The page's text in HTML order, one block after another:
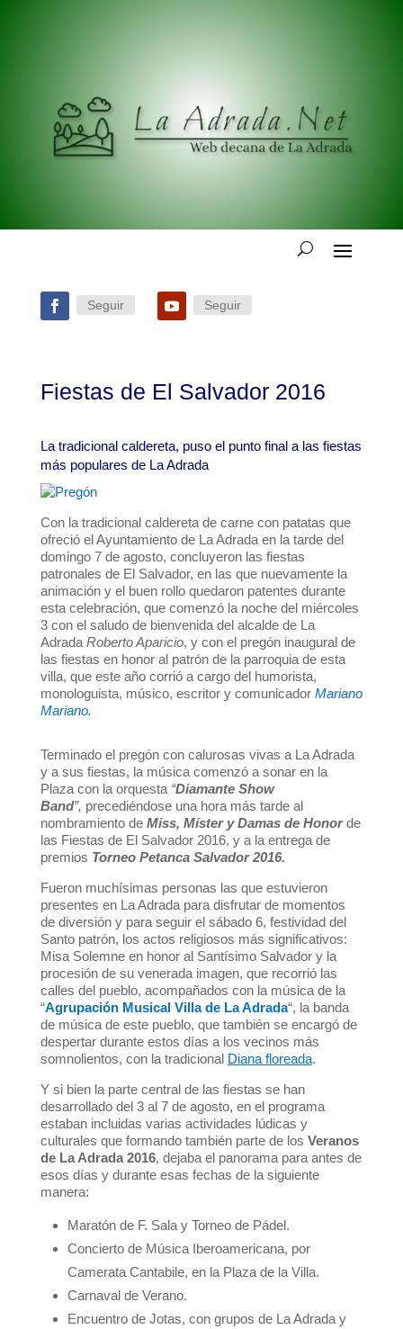
Seguir Seguir
Fiestas de El Salvador 2016
La tradicional caldereta, puso el punto final a las fiestas
más populares de La Adrada
Con la tradicional caldereta de carne con patatas que
ofreció el Ayuntamiento de La Adrada en la tarde del
domingo 7 de agosto, concluyeron las fiestas
patronales de El Salvador, en las que nuevamente la
animación y el buen rollo quedaron patentes durante
esta celebración, que comenzó la noche del miércoles
3 con el saludo de bienvenida del alcalde de La
Adrada Roberto Aparicio, y con el pregón inaugural de
las fiestas en honor al patrón de la parroquia de esta
villa, que este año corrió a cargo del humorista,
monologuista, músico, escritor y comunicador Mariano
Mariano.
Terminado el pregón con calurosas vivas a La Adrada
y a sus fiestas, la música comenzó a sonar en la
Plaza con la orquesta “Diamante Show
Band”, precediéndose una hora más tarde al
nombramiento de Miss, Míster y Damas de Honorde
las Fiestas de El Salvador 2016, y a la entrega de
premios Torneo Petanca Salvador 2016.
Fueron muchísimas personas las que estuvieron
presentes en La Adrada para disfrutar de momentos
de diversión y para seguir el sábado 6, festividad del
Santo patrón, los actos religiosos más significativos:
Misa Solemne en honor al Santísimo Salvador y la
procesión de su venerada imagen, que recorrió las
calles del pueblo, acompañados con la música de la
“Agrupación Musical Villa de La Adrada“, la banda
de música de este pueblo, que también se encargó de
despertar durante estos días a los vecinos más
somnolientos, con la tradicional Diana floreada.
Y si bien la parte central de las fiestas se han
desarrollado del 3 al 7 de agosto, en el programa
estaban incluidas varias actividades lúdicas y
culturales que formando también parte de los Veranos
de La Adrada 2016, dejaba el panorama para antes de
esos días y durante esas fechas de la siguiente
manera:
Maratón de F. Sala y Torneo de Pádel.
Concierto de Música Iberoamericana, por
Camerata Cantabile, en la Plaza de la Villa.
Carnaval de Verano.
Encuentro de Jotas, con grupos de La Adrada y